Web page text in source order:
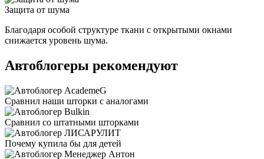
Защита от шума
Благодаря особой структуре ткани с открытыми окнами
снижается уровень шума.
Автоблогеры рекомендуют
Сравнил наши шторки с аналогами
Сравнил со штатными шторками
Почему купила бы для детей